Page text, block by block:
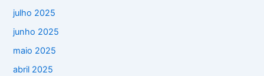
julho 2025
junho 2025
maio 2025
abril 2025